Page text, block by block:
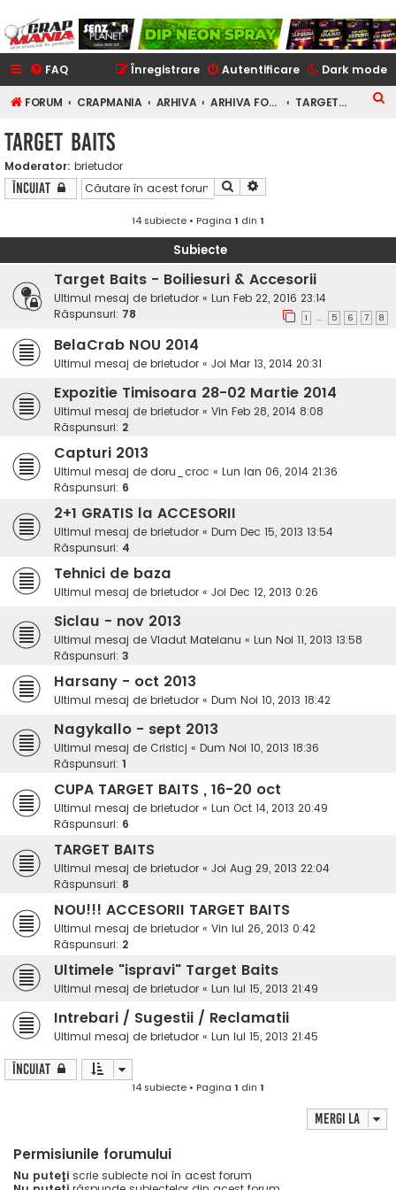
Dark mode
FAQ Autentificare
Înregistrare
FORUM CRAPMANIA ARHIVA ARHIVA FORUM TARGET BAITS
e
TARGET BAITS
Moderator: brietudor
Încuiat Căutare
14 subiecte • Pagina 1 din 1
Subiecte
Target Baits - Boiliesuri & Accesorii
Ultimul mesaj de brietudor « Lun Feb 22, 2016 23:14
Răspunsuri: 78 1 … 5 6 7 8
BelaCrab NOU 2014
Ultimul mesaj de brietudor « Joi Mar 13, 2014 20:31
Expozitie Timisoara 28-02 Martie 2014
Ultimul mesaj de brietudor « Vin Feb 28, 2014 8:08
Răspunsuri: 2
Capturi 2013
Ultimul mesaj de doru_croc « Lun Ian 06, 2014 21:36
Răspunsuri: 6
2+1 GRATIS la ACCESORII
Ultimul mesaj de brietudor « Dum Dec 15, 2013 13:54
Răspunsuri: 4
Tehnici de baza
Ultimul mesaj de brietudor « Joi Dec 12, 2013 0:26
Siclau - nov 2013
Ultimul mesaj de Vladut Mateianu « Lun Noi 11, 2013 13:58
Răspunsuri: 3
Harsany - oct 2013
Ultimul mesaj de brietudor « Dum Noi 10, 2013 18:42
Nagykallo - sept 2013
Ultimul mesaj de Cristicj « Dum Noi 10, 2013 18:36
Răspunsuri: 1
CUPA TARGET BAITS , 16-20 oct
Ultimul mesaj de brietudor « Lun Oct 14, 2013 20:49
Răspunsuri: 6
TARGET BAITS
Ultimul mesaj de brietudor « Joi Aug 29, 2013 22:04
Răspunsuri: 8
NOU!!! ACCESORII TARGET BAITS
Ultimul mesaj de brietudor « Vin Iul 26, 2013 0:42
Răspunsuri: 2
Ultimele "ispravi" Target Baits
Ultimul mesaj de brietudor « Lun Iul 15, 2013 21:49
Intrebari / Sugestii / Reclamatii
Ultimul mesaj de brietudor « Lun Iul 15, 2013 21:45
Încuiat
14 subiecte • Pagina 1 din 1
Mergi la
Permisiunile forumului
Nu puteţi scrie subiecte noi în acest forum